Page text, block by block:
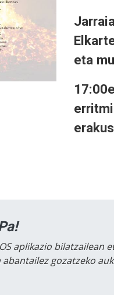
eta
aplikazio bilatzailean
gozatzeko